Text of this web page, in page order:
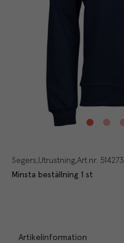
Segers Utrustning Art.nr. 514273
Minsta beställning 1 st
Artikelinformation